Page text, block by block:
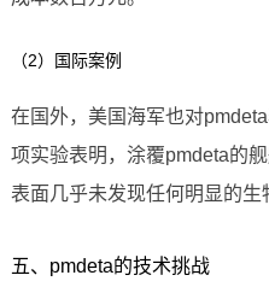
（2）国际案例
在国外，美国海军也对
项实验表明，涂覆pmdeta的
表面几乎未发现任何明显的生
五、pmdeta的技术挑战